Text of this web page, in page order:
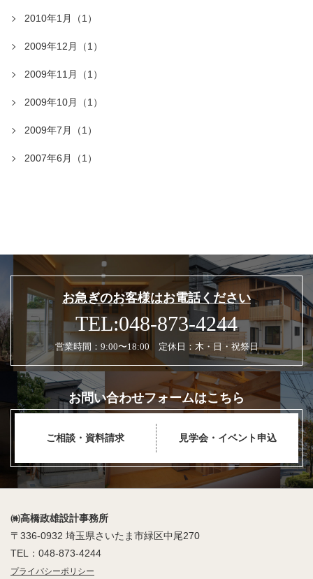
2010年1月（1）
2009年12月（1）
2009年11月（1）
2009年10月（1）
2009年7月（1）
2007年6月（1）
お急ぎのお客様はお電話ください
TEL:048-873-4244
営業時間：9:00〜18:00 定休日：木・日・祝祭日
お問い合わせフォームはこちら
ご相談・資料請求 見学会・イベント申込
㈱高橋政雄設計事務所
〒336-0932 埼玉県さいたま市緑区中尾270
TEL：048-873-4244
プライバシーポリシー